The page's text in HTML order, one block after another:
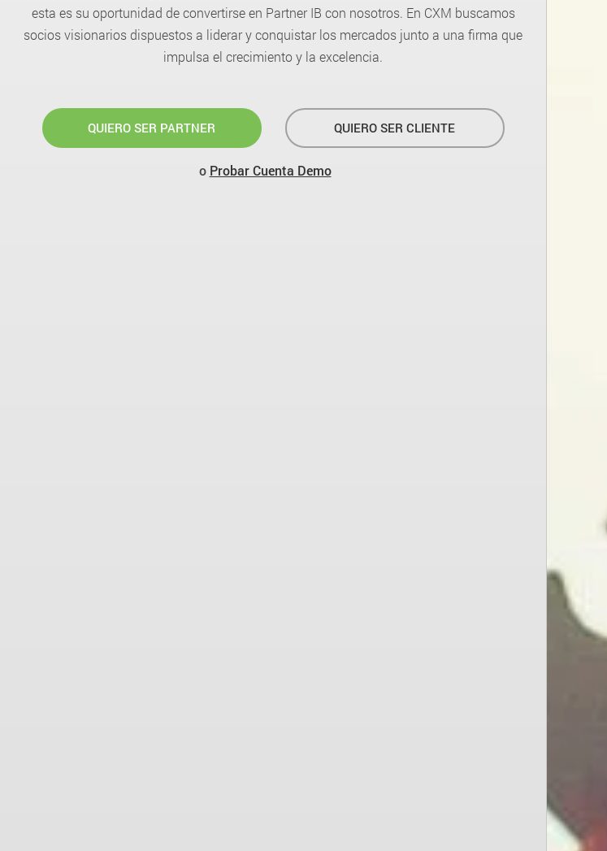
esta es su oportunidad de convertirse en Partner IB con nosotros. En CXM buscamos
socios visionarios dispuestos a liderar y conquistar los mercados junto a una firma que
impulsa el crecimiento y la excelencia.
QUIERO SER PARTNER QUIERO SER CLIENTE
o Probar Cuenta Demo